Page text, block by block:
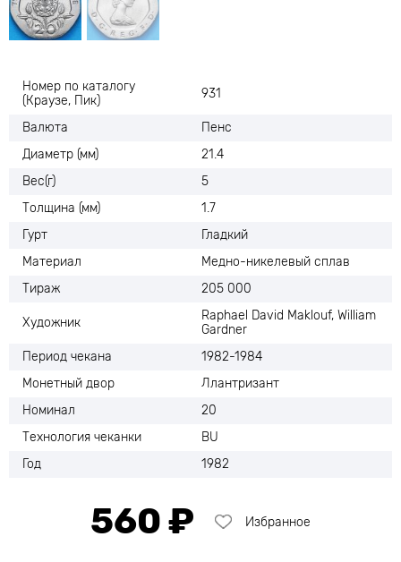
Номер по каталогу
(Краузе, Пик)
931
Валюта
Пенс
Диаметр (мм)
21.4
Вес(г)
5
Толщина (мм)
1.7
Гурт
Гладкий
Материал
Медно-никелевый сплав
Тираж
205 000
Художник
Raphael David Maklouf, William
Gardner
Период чекана
1982-1984
Монетный двор
Ллантризант
Номинал
20
Технология чеканки
BU
Год
1982
560 ₽ Избранное